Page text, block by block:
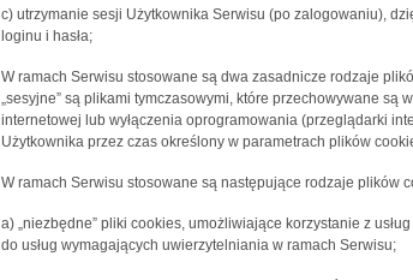
c) utrzymanie sesji Użytkownika Serwisu (po zalogowaniu),
loginu i hasła;
W ramach Serwisu stosowane są dwa zasadnicze rodzaje
„sesyjne” są plikami tymczasowymi, które przechowywane
internetowej lub wyłączenia oprogramowania (przeglądarki
Użytkownika przez czas określony w parametrach plików
W ramach Serwisu stosowane są następujące rodzaje plików
a) „niezbędne” pliki cookies, umożliwiające korzystanie z
do usług wymagających uwierzytelniania w ramach Serwisu;